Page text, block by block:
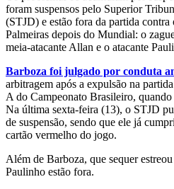
foram suspensos pelo Superior
(STJD) e estão fora da partida
Palmeiras depois do Mundial: o
meia-atacante Allan e o atacante
Barboza foi julgado por conduta
arbitragem após a expulsão na
A do Campeonato Brasileiro,
Na última sexta-feira (13), o STJD
de suspensão, sendo que ele já
cartão vermelho do jogo.
Além de Barboza, que sequer
Paulinho estão fora.